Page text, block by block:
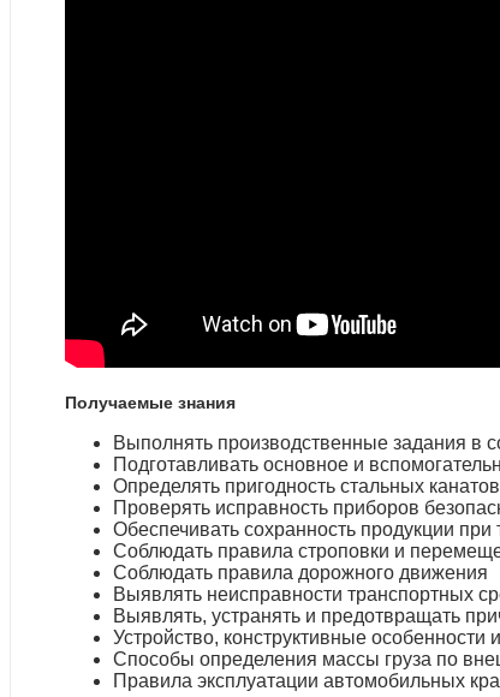
Получаемые знания
Выполнять производственные задания в
Подготавливать основное и
Определять пригодность стальных
Проверять исправность приборов
Обеспечивать сохранность продукции
Соблюдать правила строповки и
Соблюдать правила дорожного движения
Выявлять неисправности транспортных
Выявлять, устранять и предотвращать
Устройство, конструктивные
Способы определения массы груза по
Правила эксплуатации автомобильных